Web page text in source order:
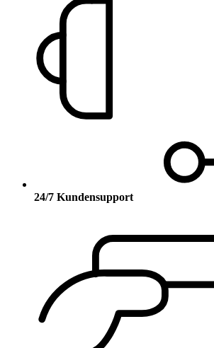
24/7 Kundensupport